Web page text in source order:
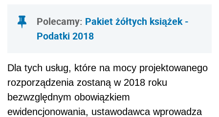
Polecamy: Pakiet żółtych książek -
Podatki 2018
Dla tych usług, które na mocy projektowanego
rozporządzenia zostaną w 2018 roku
bezwzględnym obowiązkiem
ewidencjonowania, ustawodawca wprowadza